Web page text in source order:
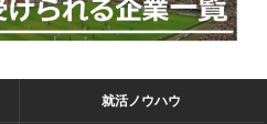
就活ノウハウ